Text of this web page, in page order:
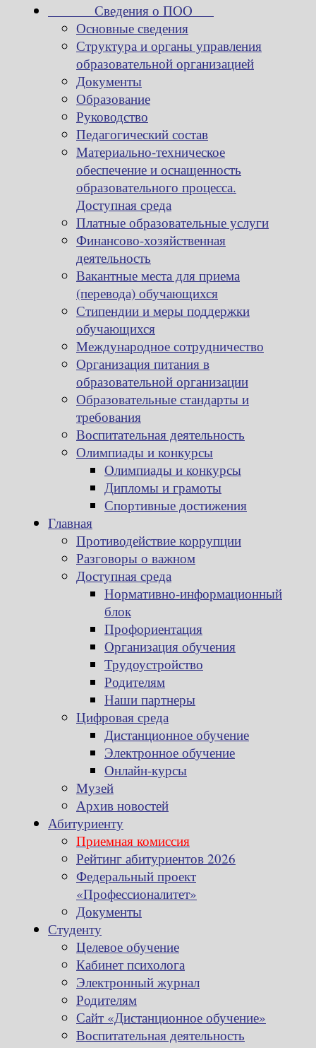
Сведения о ПОО
Основные сведения
Структура и органы управления
образовательной организацией
Документы
Образование
Руководство
Педагогический состав
Материально-техническое
обеспечение и оснащенность
образовательного процесса.
Доступная среда
Платные образовательные услуги
Финансово-хозяйственная
деятельность
Вакантные места для приема
(перевода) обучающихся
Стипендии и меры поддержки
обучающихся
Международное сотрудничество
Организация питания в
образовательной организации
Образовательные стандарты и
требования
Воспитательная деятельность
Олимпиады и конкурсы
Олимпиады и конкурсы
Дипломы и грамоты
Спортивные достижения
Главная
Противодействие коррупции
Разговоры о важном
Доступная среда
Нормативно-информационный
блок
Профориентация
Организация обучения
Трудоустройство
Родителям
Наши партнеры
Цифровая среда
Дистанционное обучение
Электронное обучение
Онлайн-курсы
Музей
Архив новостей
Абитуриенту
Приемная комиссия
Рейтинг абитуриентов 2026
Федеральный проект
«Профессионалитет»
Документы
Студенту
Целевое обучение
Кабинет психолога
Электронный журнал
Родителям
Сайт «Дистанционное обучение»
Воспитательная деятельность